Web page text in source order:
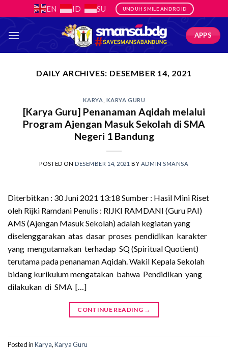
to
content
EN ID SU UNDUH SMILE ANDROID
APPS
DAILY ARCHIVES: DESEMBER 14, 2021
KARYA KARYA GURU
[Karya Guru] Penanaman Aqidah melalui
Program Ajengan Masuk Sekolah di SMA
Negeri 1 Bandung
POSTED ON DESEMBER 14, 2021 BY ADMIN SMANSA
Diterbitkan : 30 Juni 2021 13:18 Sumber : Hasil Mini Riset
oleh Rijki Ramdani Penulis : RIJKI RAMDANI (Guru PAI)
AMS (Ajengan Masuk Sekolah) adalah kegiatan yang
diselenggarakan atas dasar proses pendidikan karakter
yang mengutamakan terhadap SQ (Spiritual Quotient)
terutama pada penanaman Aqidah. Wakil Kepala Sekolah
bidang kurikulum mengatakan bahwa Pendidikan yang
dilakukan di SMA […]
CONTINUE READING →
Posted inKarya,Karya Guru